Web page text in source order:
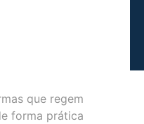
que regem
forma prática